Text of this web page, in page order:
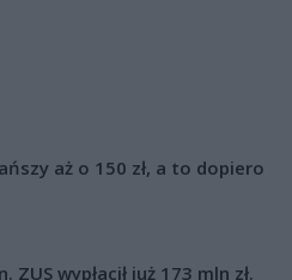
aż o 150 zł, a to dopiero
wypłacił już 173 mln zł.